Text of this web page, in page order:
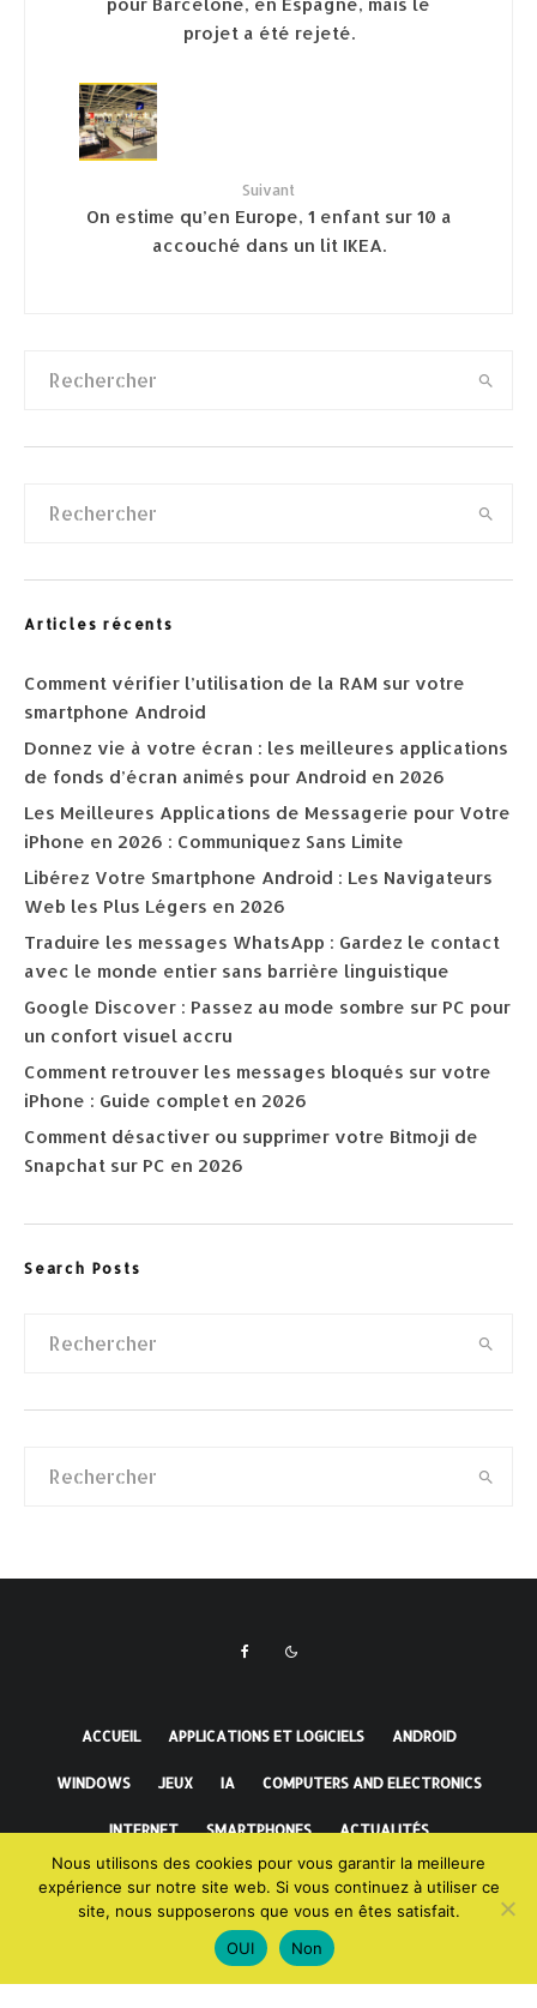
projet a été rejeté.
Suivant
On estime qu’en Europe, 1 enfant sur 10 a
accouché dans un lit IKEA.
Articles récents
Comment vérifier l’utilisation de la RAM sur votre
smartphone Android
Donnez vie à votre écran : les meilleures applications
de fonds d’écran animés pour Android en 2026
Les Meilleures Applications de Messagerie pour Votre
iPhone en 2026 : Communiquez Sans Limite
Libérez Votre Smartphone Android : Les Navigateurs
Web les Plus Légers en 2026
Traduire les messages WhatsApp : Gardez le contact
avec le monde entier sans barrière linguistique
Google Discover : Passez au mode sombre sur PC pour
un confort visuel accru
Comment retrouver les messages bloqués sur votre
iPhone : Guide complet en 2026
Comment désactiver ou supprimer votre Bitmoji de
Snapchat sur PC en 2026
Search Posts
ACCUEIL APPLICATIONS ET LOGICIELS ANDROID
WINDOWS JEUX IA COMPUTERS AND ELECTRONICS
INTERNET SMARTPHONES ACTUALITÉS
FAITS INCROYABLES
Nous utilisons des cookies pour vous garantir la meilleure
expérience sur notre site web. Si vous continuez à utiliser ce
site, nous supposerons que vous en êtes satisfait.
OUI
Non